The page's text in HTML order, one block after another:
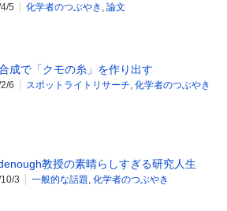
5 化学者のつぶやき 論文
成で「クモの糸」を作り出す
6 スポットライトリサーチ 化学者のつぶやき
教授の素晴らしすぎる研究人生
3 一般的な話題 化学者のつぶやき